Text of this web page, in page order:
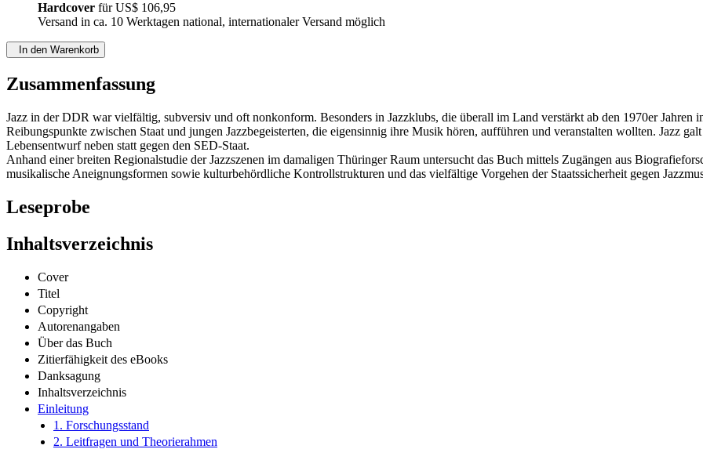
Hardcover fürUS$ 106,95
Versand in ca. 10 Werktagen national, internationaler Versand möglich
In den Warenkorb
Zusammenfassung
Jazz in der DDR war vielfältig, subversiv und oft nonkonform. Besonders in Jazzklubs, die überall im Land verstärkt ab den 1970er Jahren
Reibungspunkte zwischen Staat und jungen Jazzbegeisterten, die eigensinnig ihre Musik hören, aufführen und veranstalten wollten. Jazz
Lebensentwurf neben statt gegen den SED-Staat.
Anhand einer breiten Regionalstudie der Jazzszenen im damaligen Thüringer Raum untersucht das Buch mittels Zugängen aus
musikalische Aneignungsformen sowie kulturbehördliche Kontrollstrukturen und das vielfältige Vorgehen der Staatssicherheit gegen
Leseprobe
Inhaltsverzeichnis
Cover
Titel
Copyright
Autorenangaben
Über das Buch
Zitierfähigkeit des eBooks
Danksagung
Inhaltsverzeichnis
Einleitung
1. Forschungsstand
2. Leitfragen und Theorierahmen